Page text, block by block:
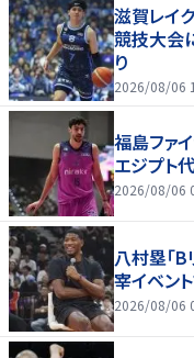
滋賀レイ
競技大会
り
2026/08/06
福島ファ
エジプト
2026/08/06
八村塁「
宰イベン
2026/08/06